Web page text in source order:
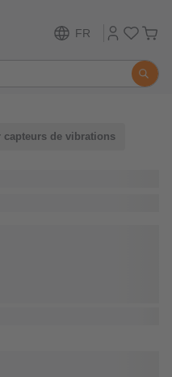
FR
capteurs de vibrations